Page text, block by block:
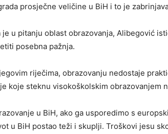
prosječne veličine u BiH i to je
je u pitanju oblast obrazovanja, Alibegović
posebna pažnja.
riječima, obrazovanju nedostaje
koje steknu visokoškolskim obrazovanjem
u BiH, ako ga usporedimo s
u BiH postao teži i skuplji. Troškovi jesu